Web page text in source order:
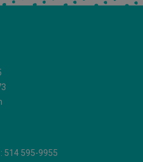
514 595-9955